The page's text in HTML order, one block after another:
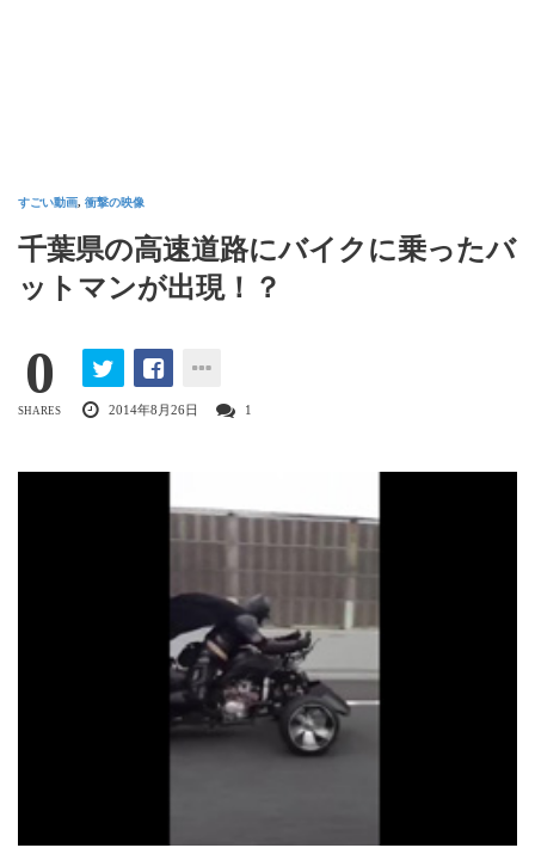
すごい動画, 衝撃の映像
千葉県の高速道路にバイクに乗ったバ
ットマンが出現！？
0
SHARES 2014年8月26日 1